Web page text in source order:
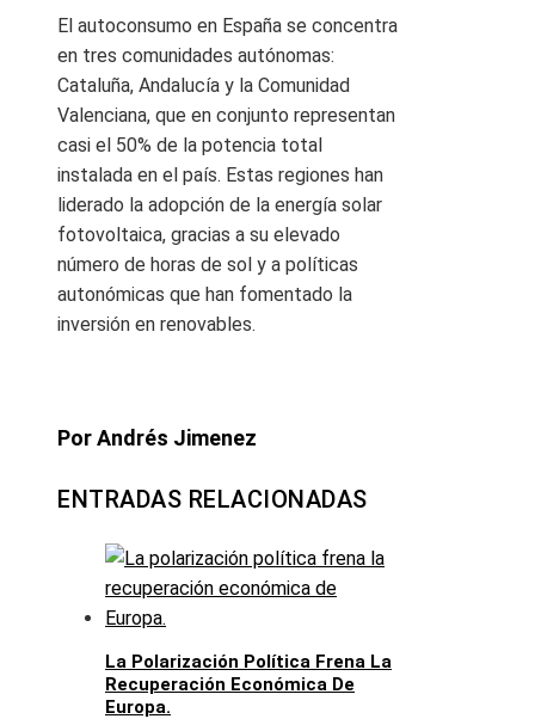
El autoconsumo en España se concentra
en tres comunidades autónomas:
Cataluña, Andalucía y la Comunidad
Valenciana, que en conjunto representan
casi el 50% de la potencia total
instalada en el país. Estas regiones han
liderado la adopción de la energía solar
fotovoltaica, gracias a su elevado
número de horas de sol y a políticas
autonómicas que han fomentado la
inversión en renovables.
Por Andrés Jimenez
ENTRADAS RELACIONADAS
La Polarización Política Frena La
Recuperación Económica De
Europa.